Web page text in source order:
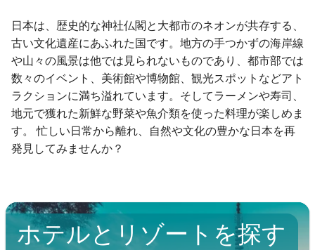
日本は、歴史的な神社仏閣と大都市のネオンが共存する、
古い文化遺産にあふれた国です。地方の手つかずの海岸線
や山々の風景は他では見られないものであり、都市部では
数々のイベント、美術館や博物館、観光スポットなどアト
ラクションに満ち溢れています。そしてラーメンや寿司、
地元で獲れた新鮮な野菜や魚介類を使った料理が楽しめま
す。 忙しい日常から離れ、自然や文化の豊かな日本を再
発見してみませんか？
ホテルとリゾートを探す